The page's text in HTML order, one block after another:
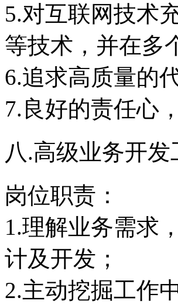
5.对互联网技术
等技术，并在多
6.追求高质量的
7.良好的责任心
八.高级业务开发
岗位职责：
1.理解业务需求
计及开发；
2.主动挖掘工作